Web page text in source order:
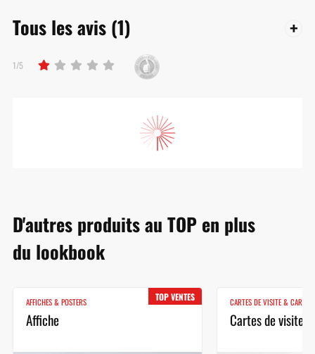
Tous les avis(1)
1/5
D'autres produits au TOP en plus
du lookbook
TOP VENTES
AFFICHES & POSTERS
Affiche
CARTES DE VISITE & CARTES
Cartes de visite